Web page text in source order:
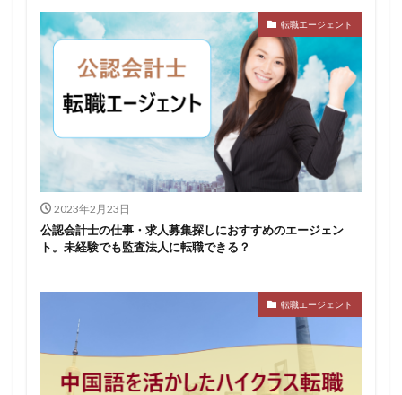
転職エージェント
2023年2月23日
公認会計士の仕事・求人募集探しにおすすめのエージェン
ト。未経験でも監査法人に転職できる？
転職エージェント